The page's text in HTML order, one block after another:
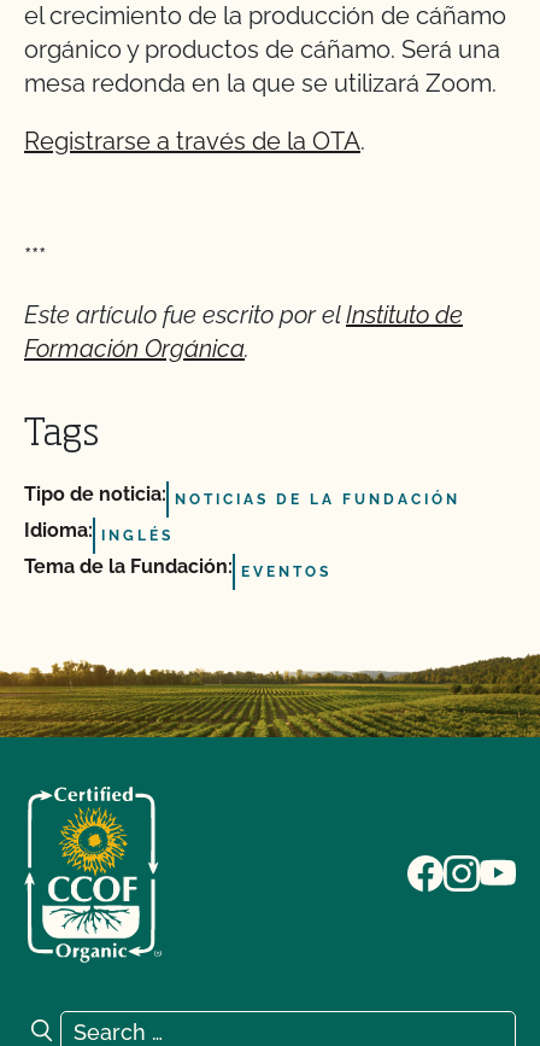
el crecimiento de la producción de cáñamo
orgánico y productos de cáñamo. Será una
mesa redonda en la que se utilizará Zoom.
Registrarse a través de la OTA.
***
Este artículo fue escrito por elInstituto de
Formación Orgánica.
Tags
Tipo de noticia: NOTICIAS DE LA FUNDACIÓN
Idioma: INGLÉS
Tema de la Fundación: EVENTOS
Search for:
Search